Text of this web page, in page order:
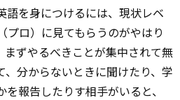
語を身につけるには、現状レベ
プロ）に見てもらうのがやはり
まずやるべきことが集中されて無
、分からないときに聞けたり、学
報告したりす相手がいると、